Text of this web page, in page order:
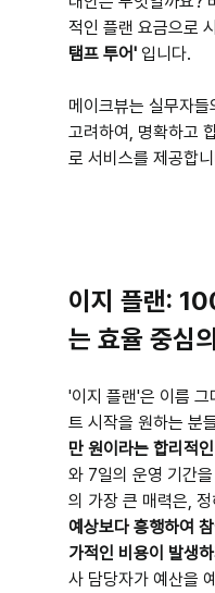
적인 플랜 요금으로
탬프 투어' 입니다.
메이크뷰는 실무자
고려하여, 명확하고
로 서비스를 제공합
이지 플랜:
는 효율 중심
'이지 플랜'은 이름
트 시작을 원하는 분
만 원이라는 합리적
와 7일의 운영 기간
의 가장 큰 매력은,
예상보다 흥행하여
가적인 비용이 발생
사 담당자가 예산을